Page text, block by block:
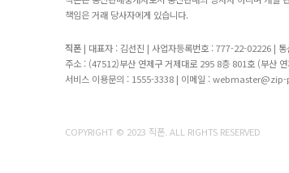
책임은 거래 당사자에게 있습니다.
직폰| 대표자 : 김선진 | 사업자등록번호 : 777-22-02226 |
주소 : (47512)부산 연제구 거제대로 295 8층 801호 (부산
서비스 이용문의 : 1555-3338 | 이메일 :
COPYRIGHT © 2023 직폰. ALL RIGHTS RESERVED